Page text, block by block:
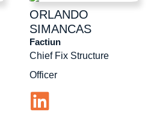
ORLANDO
SIMANCAS
Chief Fix Structure
Officer
Factiun